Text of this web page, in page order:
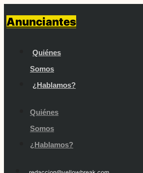
al
Anunciantes
Quiénes
Somos
¿Hablamos?
Quiénes
Somos
¿Hablamos?